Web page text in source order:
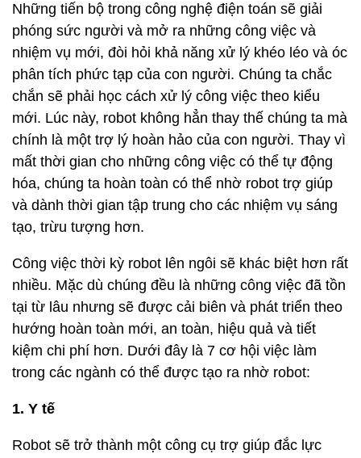
Những tiến bộ trong công nghệ điện toán sẽ giải
phóng sức người và mở ra những công việc và
nhiệm vụ mới, đòi hỏi khả năng xử lý khéo léo và óc
phân tích phức tạp của con người. Chúng ta chắc
chắn sẽ phải học cách xử lý công việc theo kiểu
mới. Lúc này, robot không hẳn thay thế chúng ta mà
chính là một trợ lý hoàn hảo của con người. Thay vì
mất thời gian cho những công việc có thể tự động
hóa, chúng ta hoàn toàn có thể nhờ robot trợ giúp
và dành thời gian tập trung cho các nhiệm vụ sáng
tạo, trừu tượng hơn.
Công việc thời kỳ robot lên ngôi sẽ khác biệt hơn rất
nhiều. Mặc dù chúng đều là những công việc đã tồn
tại từ lâu nhưng sẽ được cải biên và phát triển theo
hướng hoàn toàn mới, an toàn, hiệu quả và tiết
kiệm chi phí hơn. Dưới đây là 7 cơ hội việc làm
trong các ngành có thể được tạo ra nhờ robot:
1. Y tế
Robot sẽ trở thành một công cụ trợ giúp đắc lực